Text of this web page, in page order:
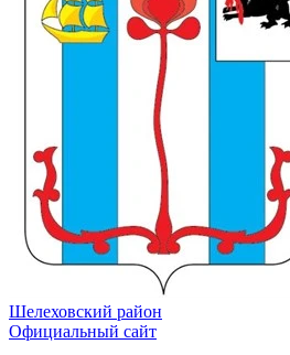
Шелеховский район
Официальный сайт